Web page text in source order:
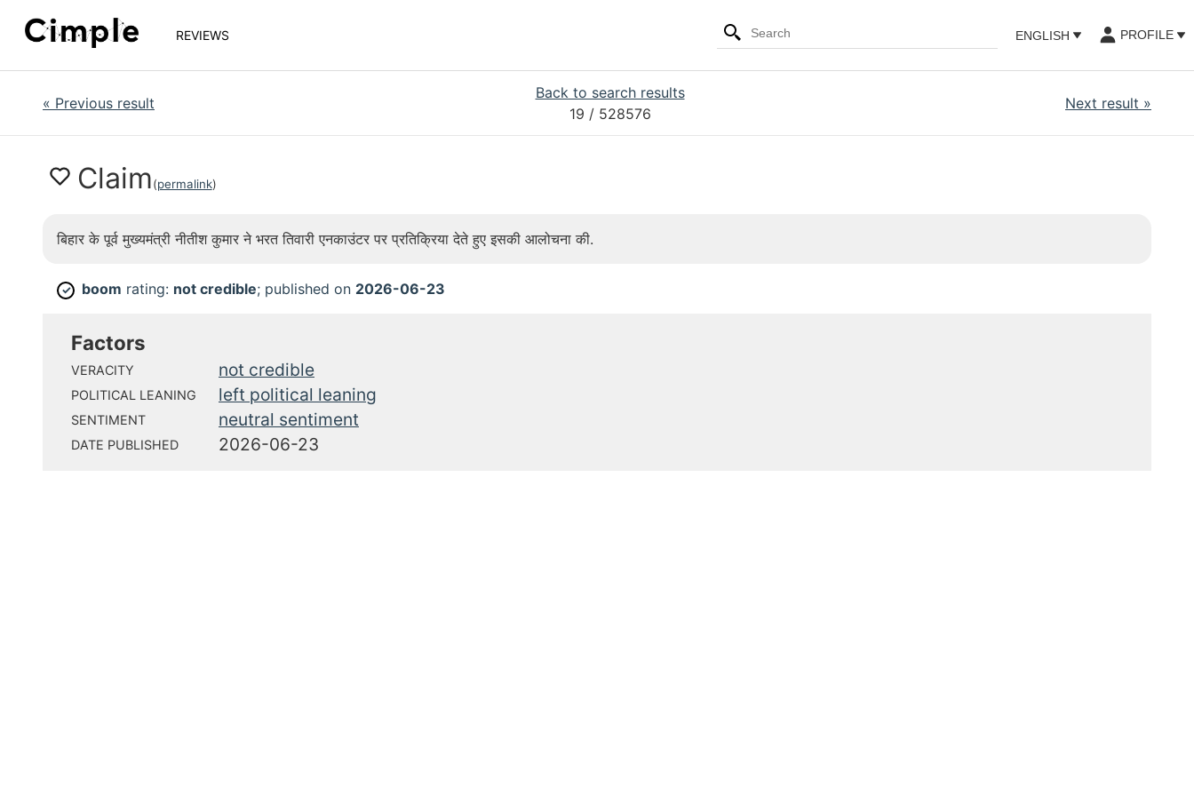
REVIEWS ENGLISH PROFILE
« Previous result
Back to search results
19 / 528576
Next result »
Claim(permalink)
बिहार के पूर्व मुख्यमंत्री नीतीश कुमार ने भरत तिवारी एनकाउंटर पर प्रतिक्रिया देते हुए इसकी आलोचना की.
✓ boom rating: not credible; published on 2026-06-23
Factors
VERACITY not credible
POLITICAL LEANING left political leaning
SENTIMENT neutral sentiment
DATE PUBLISHED 2026-06-23